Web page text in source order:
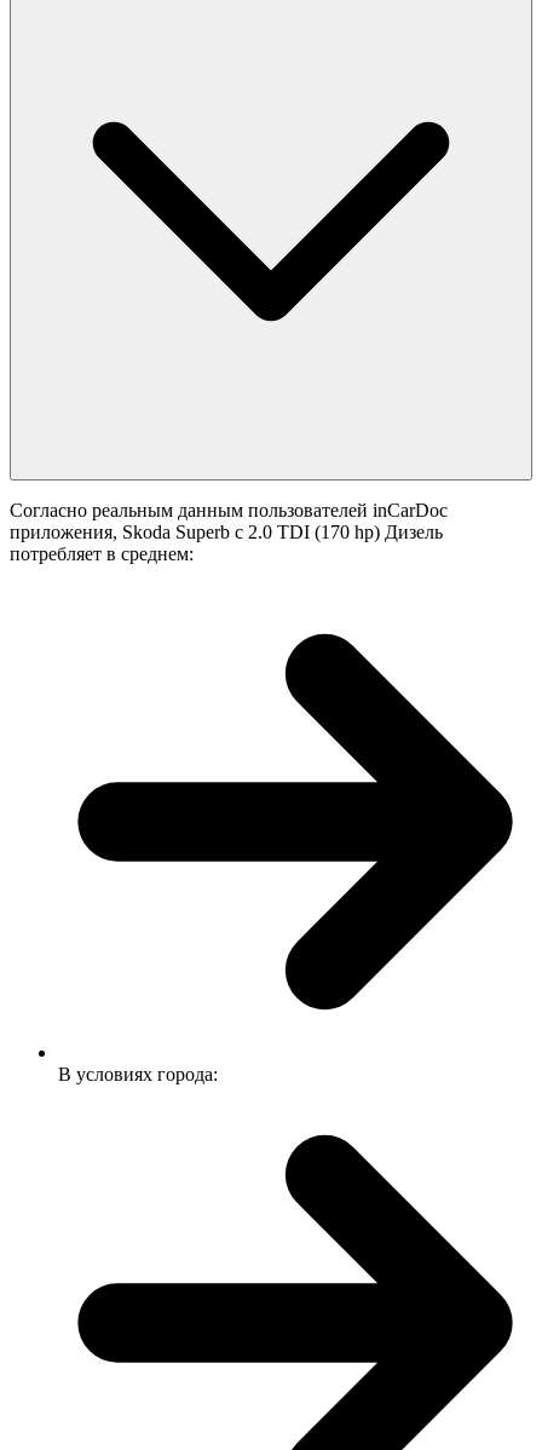
Согласно реальным данным пользователей inCarDoc
приложения, Skoda Superb с 2.0 TDI (170 hp) Дизель
потребляет в среднем:
В условиях города: